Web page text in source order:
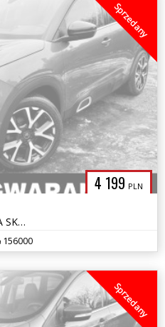
4 199 PLN
Sprzedany
1.5D 130KM NAVI PAMORAMA SKÓRY LED KAMERA 360 BLIS ALU 2xPDC GRIP CONT
156000
Sprzedany